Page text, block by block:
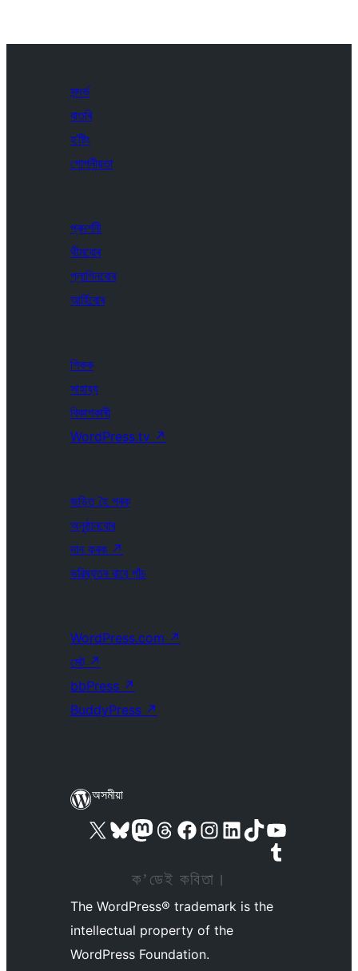
সন্দৰ্ভ
বাতৰি
হ’ষ্টিং
গোপনীয়তা
প্ৰদৰ্শনী
থীমবোৰ
প্লাগিনবোৰ
আৰ্হিবোৰ
শিকক
সাহায্য
বিকাশকাৰী
WordPress.tv ↗
জড়িত হৈ পৰক
অনুষ্ঠানবোৰ
দান কৰক ↗
ভৱিষ্যতৰ বাবে পাঁচ
WordPress.com ↗
মেট ↗
bbPress ↗
BuddyPress ↗
অসমীয়া
আমাৰ X (আগৰ Twitter) একাউণ্টলৈ যাওকআমাৰ Bluesky একাউণ্টলৈ যাওকআমাৰ Mastodon একাউণ্টলৈ যাওকআমাৰ Threads একাউণ্টলৈ যাওকআমাৰ Facebook পৃষ্ঠালৈ যাওকআমাৰ Instagram একাউণ্টলৈ যাওকআমাৰ LinkedIn একাউণ্টলৈ যাওকআমাৰ TikTok একাউণ্টলৈ যাওকআমাৰ YouTube চেনেললৈ যাওক
আমাৰ Tumblr একাউণ্টলৈ যাওক
ক’ডেই কবিতা।
The WordPress® trademark is the
intellectual property of the
WordPress Foundation.